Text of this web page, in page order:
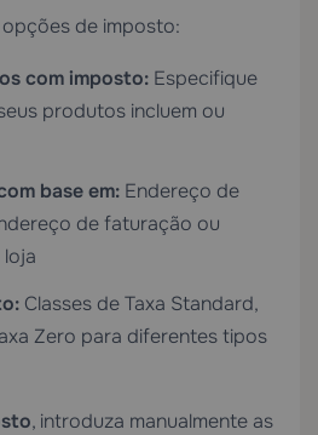
de imposto:
com imposto: Especifique
produtos incluem ou
base em: Endereço de
de faturação ou
Classes de Taxa Standard,
Zero para diferentes tipos
, introduza manualmente as